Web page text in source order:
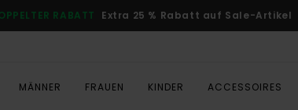
RABATT Extra 25 % Rabatt auf Sale-Artikel
MÄNNER FRAUEN KINDER ACCESSOIRES